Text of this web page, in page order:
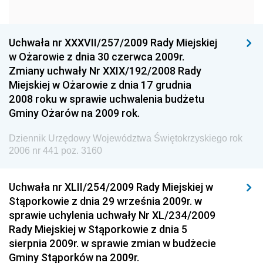
Dziennik Urzędowy Ministra Gospodarki
Dziennik Urzędowy Urzędu Ochrony Konkurencji i
Konsumentów
Dziennik Urzędowy Ministra Pracy i Polityki
Społecznej
Dziennik Urzędowy Urzędu Lotnictwa Cywilnego
Dziennik Urzędowy Ministerstwa Hutnictwa i
Przemysłu Maszynowego
Dziennik Urzędowy Ministerstwa Zdrowia i Opieki
Społecznej
Dziennik Urzędowy Ministerstwa Rolnictwa, Leśnictwa
Uchwała nr XXXVII/257/2009 Rady Miejskiej
w Ożarowie z dnia 30 czerwca 2009r.
Zmiany uchwały Nr XXIX/192/2008 Rady
Miejskiej w Ożarowie z dnia 17 grudnia
2008 roku w sprawie uchwalenia budżetu
Gminy Ożarów na 2009 rok.
Dziennik Urzędowy Województwa Świętokrzyskiego rok
2006 nr 441 poz. 3160
Uchwała nr XLII/254/2009 Rady Miejskiej w
Stąporkowie z dnia 29 września 2009r. w
sprawie uchylenia uchwały Nr XL/234/2009
Rady Miejskiej w Stąporkowie z dnia 5
sierpnia 2009r. w sprawie zmian w budżecie
Gminy Stąporków na 2009r.